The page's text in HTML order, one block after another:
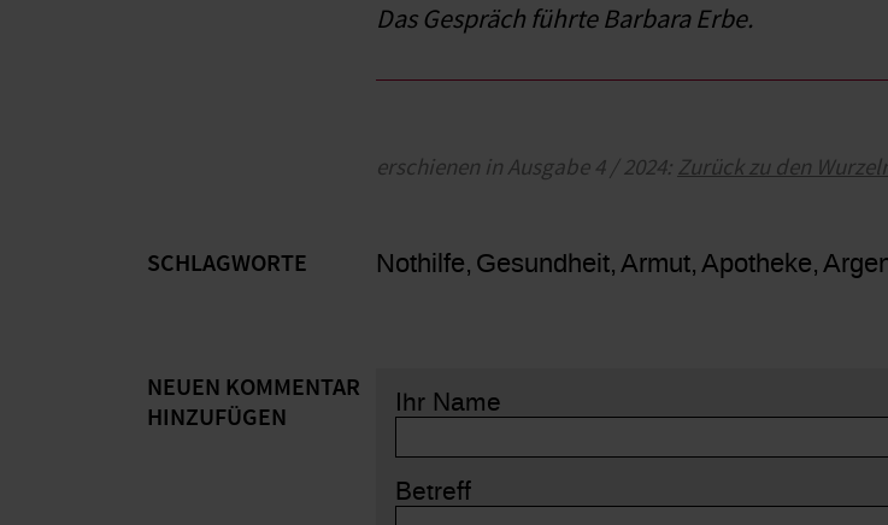
Das Gespräch führte Barbara Erbe.
erschienen in Ausgabe 4 / 2024: Zurück zu den
SCHLAGWORTE Nothilfe Gesundheit Armut Apotheke
NEUEN KOMMENTAR
HINZUFÜGEN
Ihr Name
Betreff